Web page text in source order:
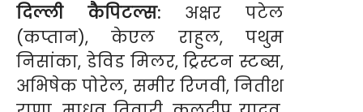
दिल्ली कैपिटल्स: अक्षर पटेल
(कप्तान), केएल राहुल, पथुम
निसांका, डेविड मिलर, ट्रिस्टन स्टब्स,
अभिषेक पोरेल, समीर रिजवी, नितीश